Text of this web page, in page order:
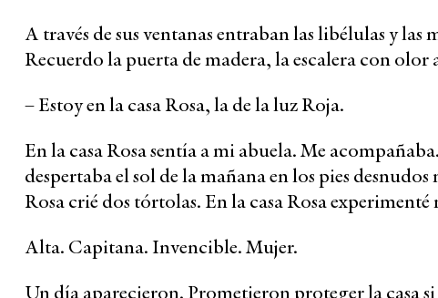
A través de sus ventanas entraban las libélulas y
Recuerdo la puerta de madera, la escalera con
– Estoy en la casa Rosa, la de la luz Roja.
En la casa Rosa sentía a mi abuela. Me
despertaba el sol de la mañana en los pies
Rosa crié dos tórtolas. En la casa Rosa
Alta. Capitana. Invencible. Mujer.
Un día aparecieron. Prometieron proteger la casa